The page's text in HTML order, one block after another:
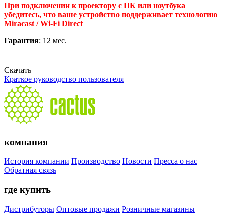
При подключении к проектору с ПК или ноутбука
убедитесь, что ваше устройство поддерживает технологию
Miracast / Wi-Fi Direct
Гарантия: 12 мес.
Скачать
Краткое руководство пользователя
компания
История компании Производство Новости Пресса о нас
Обратная связь
где купить
Дистрибуторы Оптовые продажи Розничные магазины